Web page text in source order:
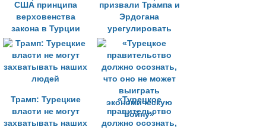
США принципа
верховенства
закона в Турции
неприемлемо
призвали Трампа и
Эрдогана
урегулировать
разногласия в ходе
личной встречи
Трамп: Турецкие
власти не могут
захватывать наших
«Турецкое
правительство
должно осознать,